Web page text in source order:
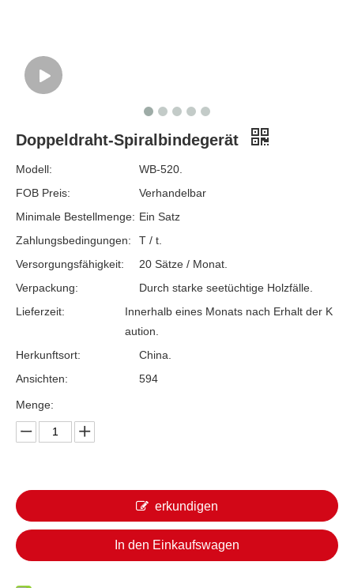
Doppeldraht-Spiralbindegerät
Modell:
WB-520.
FOB Preis:
Verhandelbar
Minimale Bestellmenge: Ein Satz
Zahlungsbedingungen:
T / t.
Versorgungsfähigkeit:
20 Sätze / Monat.
Verpackung:
Durch starke seetüchtige Holzfälle.
Lieferzeit:
Innerhalb eines Monats nach Erhalt der K
aution.
Herkunftsort:
China.
Ansichten:
594
Menge:
erkundigen
In den Einkaufswagen